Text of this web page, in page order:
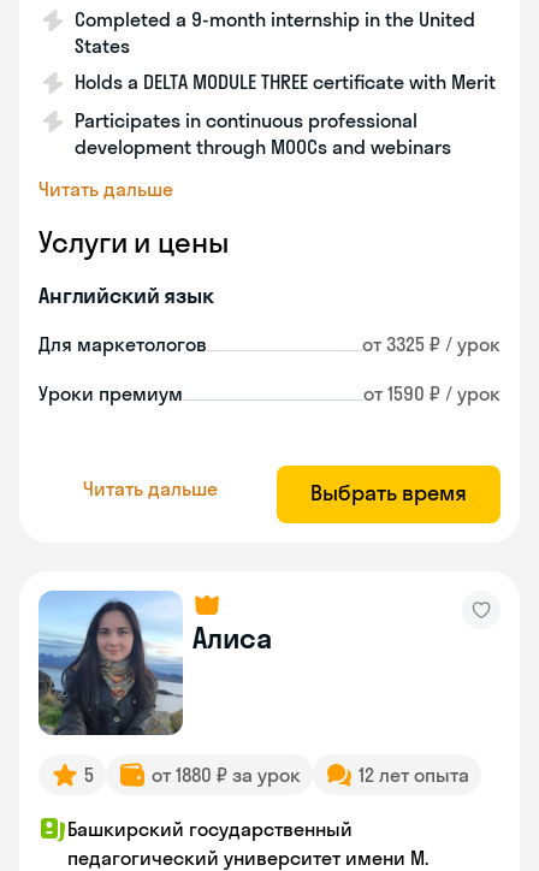
Completed a 9-month internship in the United
States
Holds a DELTA MODULE THREE certificate with Merit
Participates in continuous professional
development through MOOCs and webinars
Читать дальше
Услуги и цены
Английский язык
Для маркетологов от 3325 ₽ / урок
Уроки премиум от 1590 ₽ / урок
Читать дальше Выбрать время
Алиса
5 от 1880 ₽ за урок 12 лет опыта
Башкирский государственный
педагогический университет имени М.